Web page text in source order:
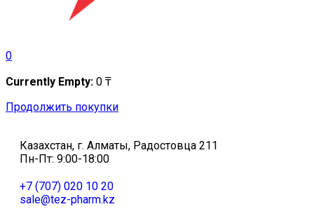
0
Currently Empty: 0 ₸
Продолжить покупки
Казахстан, г. Алматы, Радостовца 211
Пн-Пт: 9:00-18:00
+7 (707) 020 10 20
sale@tez-pharm.kz